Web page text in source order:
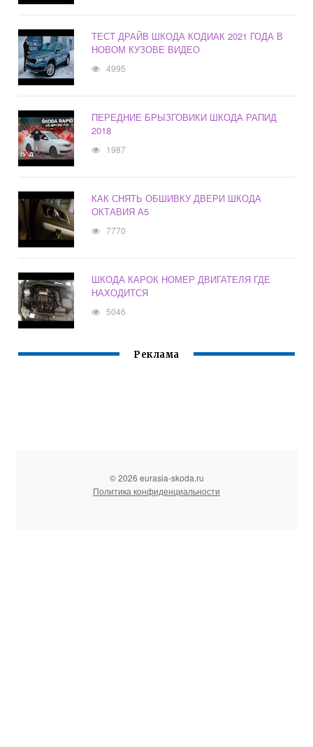
ТЕСТ ДРАЙВ ШКОДА КОДИАК 2021 ГОДА В
НОВОМ КУЗОВЕ ВИДЕО
4995
ПЕРЕДНИЕ БРЫЗГОВИКИ ШКОДА РАПИД
2018
1987
КАК СНЯТЬ ОБШИВКУ ДВЕРИ ШКОДА
ОКТАВИЯ А5
7770
ШКОДА КАРОК НОМЕР ДВИГАТЕЛЯ ГДЕ
НАХОДИТСЯ
5046
Реклама
© 2026 eurasia-skoda.ru
Политика конфиденциальности